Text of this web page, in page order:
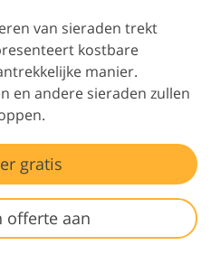
van sieraden trekt
kostbare
manier.
en andere sieraden zullen
gratis
offerte aan